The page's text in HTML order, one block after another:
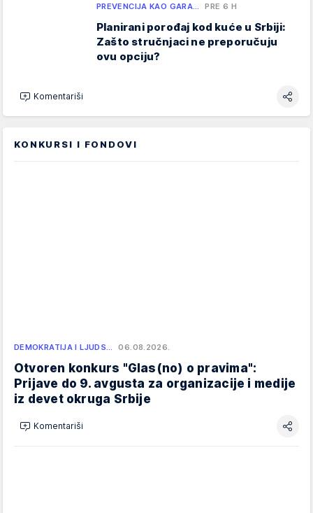
PREVENCIJA KAO GARA… PRE 6 H
Planirani porođaj kod kuće u Srbiji:
Zašto stručnjaci ne preporučuju
ovu opciju?
Komentariši
KONKURSI I FONDOVI
DEMOKRATIJA I LJUDS… 06.08.2026.
Otvoren konkurs "Glas(no) o pravima":
Prijave do 9. avgusta za organizacije i medije
iz devet okruga Srbije
Komentariši